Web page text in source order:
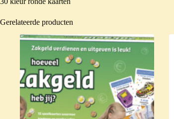
Gerelateerde producten